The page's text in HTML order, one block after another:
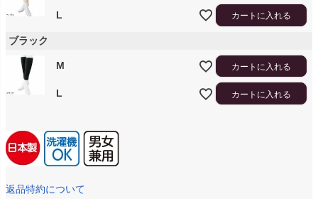
L カートに入れる
ブラック
M カートに入れる
L カートに入れる
返品特約について